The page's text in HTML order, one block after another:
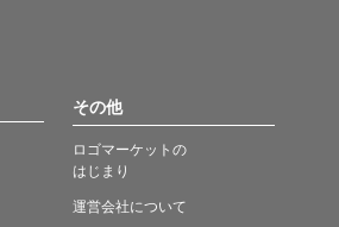
その他
ロゴマーケットの
はじまり
運営会社について